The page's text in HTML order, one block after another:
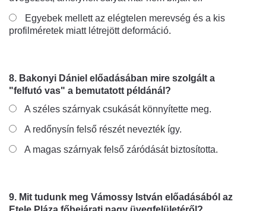
Egyebek mellett az elégtelen merevség és a kis
profilméretek miatt létrejött deformáció.
8. Bakonyi Dániel előadásában mire szolgált a
"felfutó vas" a bemutatott példánál?
A széles szárnyak csukását könnyítette meg.
A redőnysín felső részét nevezték így.
A magas szárnyak felső záródását biztosította.
9. Mit tudunk meg Vámossy István előadásából az